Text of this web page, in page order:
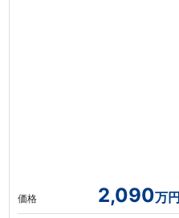
価格 2,090万円